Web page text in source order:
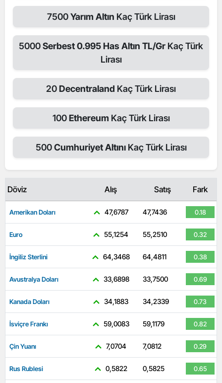
7500Yarım Altın Kaç Türk Lirası
5000Serbest 0.995 Has Altın TL/Gr Kaç Türk
Lirası
20Decentraland Kaç Türk Lirası
100Ethereum Kaç Türk Lirası
500Cumhuriyet AltınıKaç Türk Lirası
Döviz Alış Satış Fark
Amerikan Doları 47,6787 47,7436 0.18
Euro 55,1254 55,2510 0.32
İngiliz Sterlini 64,3468 64,4811 0.38
Avustralya Doları 33,6898 33,7500 0.69
Kanada Doları 34,1883 34,2339 0.73
İsviçre Frankı 59,0083 59,1179 0.82
Çin Yuanı 7,0704 7,0812 0.29
Rus Rublesi 0,5822 0,5825 0.65